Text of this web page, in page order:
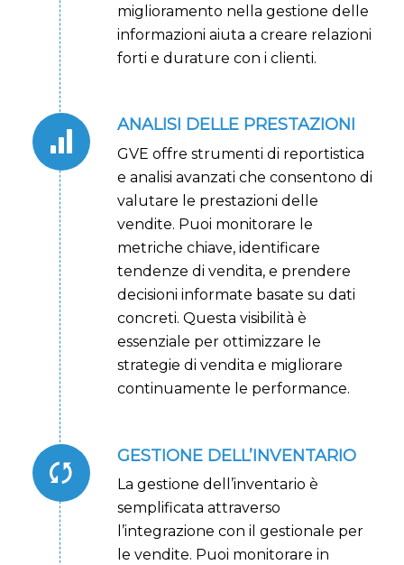
miglioramento nella gestione delle
informazioni aiuta a creare relazioni
forti e durature con i clienti.
ANALISI DELLE PRESTAZIONI
GVE offre strumenti di reportistica
e analisi avanzati che consentono di
valutare le prestazioni delle
vendite. Puoi monitorare le
metriche chiave, identificare
tendenze di vendita, e prendere
decisioni informate basate su dati
concreti. Questa visibilità è
essenziale per ottimizzare le
strategie di vendita e migliorare
continuamente le performance.
GESTIONE DELL’INVENTARIO
La gestione dell’inventario è
semplificata attraverso
l’integrazione con il gestionale per
le vendite. Puoi monitorare in